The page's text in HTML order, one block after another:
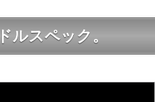
ルスペック。